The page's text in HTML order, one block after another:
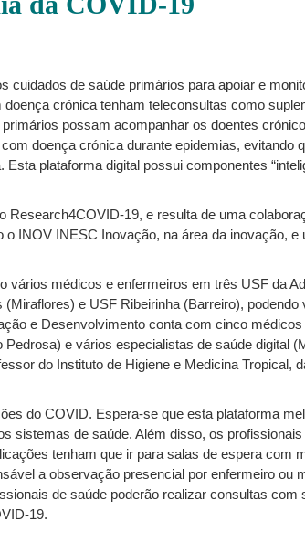
cuidados de saúde primários para apoiar e
crónica tenham teleconsultas como
possam acompanhar os doentes
doença crónica durante epidemias, evitando
plataforma digital possui componentes
Research4COVID-19, e resulta de uma
INOV INESC Inovação, na área da inovação,
médicos e enfermeiros em três USF da
e USF Ribeirinha (Barreiro),
e Desenvolvimento conta com cinco
e vários especialistas de saúde digital
do Instituto de Higiene e Medicina Tropical,
do COVID. Espera-se que esta plataforma
sistemas de saúde. Além disso, os
tenham que ir para salas de espera com
a observação presencial por enfermeiro ou
de saúde poderão realizar consultas
19.